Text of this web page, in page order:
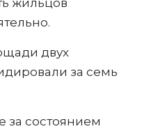
жильцов
двух
за семь
за состоянием